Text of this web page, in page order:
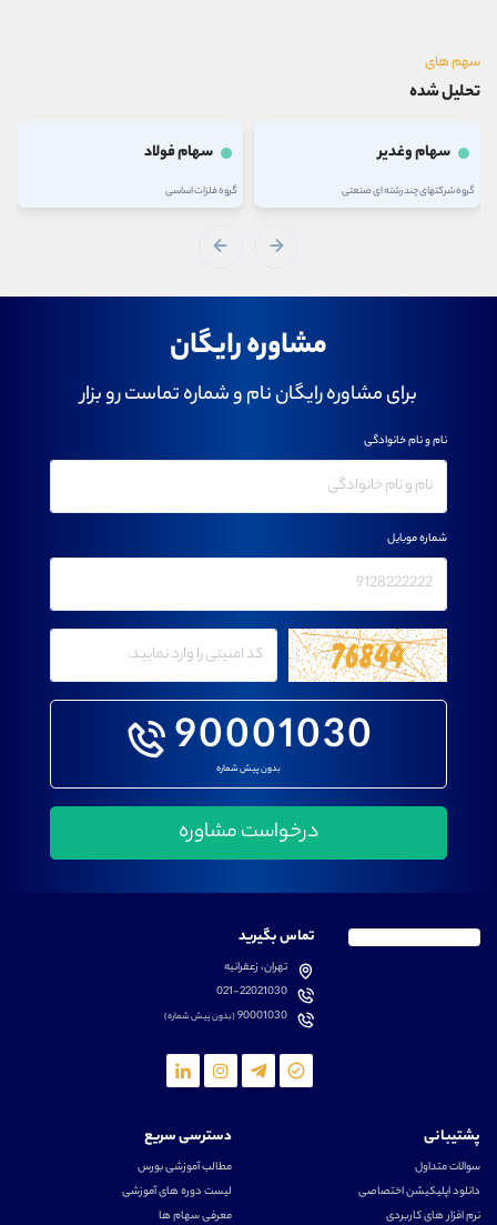
سهم های
تحلیل شده
سهام وغدیر
گروه شرکتهای چند رشته ای صنعتی
سهام فولاد
گروه فلزات اساسی
مشاوره رایگان
برای مشاوره رایگان نام و شماره تماست رو بزار
90001030
بدون پیش شماره
نام و نام خانوادگی
شماره موبایل
تماس بگیرید
تهران، زعفرانیه
021-22021030
90001030(بدون پیش شماره)
پشتیبانی
سوالات متداول
دانلود اپلیکیشن اختصاصی
نرم افزار های کاربردی
دسترسی سریع
مطالب آموزشی بورس
لیست دوره های آموزشی
معرفی سهام ها